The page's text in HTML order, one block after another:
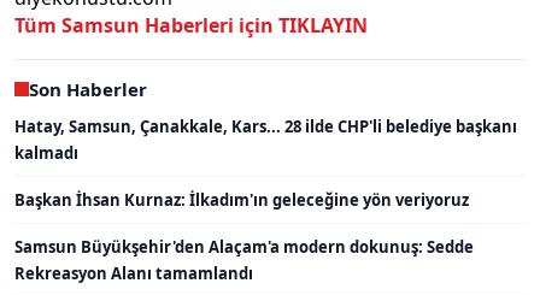
Tüm Samsun Haberleri için TIKLAYIN
Son Haberler
Hatay, Samsun, Çanakkale, Kars... 28 ilde CHP'li belediye başkanı
kalmadı
Başkan İhsan Kurnaz: İlkadım'ın geleceğine yön veriyoruz
Samsun Büyükşehir'den Alaçam'a modern dokunuş: Sedde
Rekreasyon Alanı tamamlandı